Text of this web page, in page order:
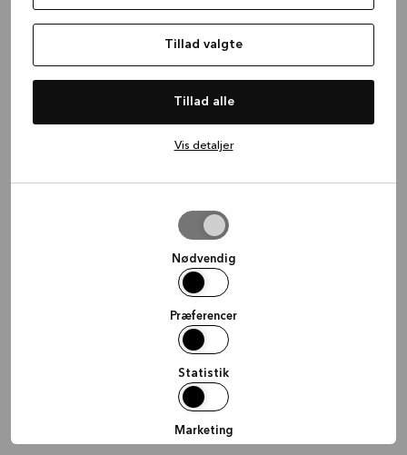
Tillad valgte
Tillad alle
Vis detaljer
Nødvendig
Præferencer
Statistik
Marketing
(see the browser console for more
information).